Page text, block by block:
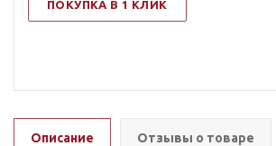
ПОКУПКА В 1 КЛИК
Описание Отзывы о товаре